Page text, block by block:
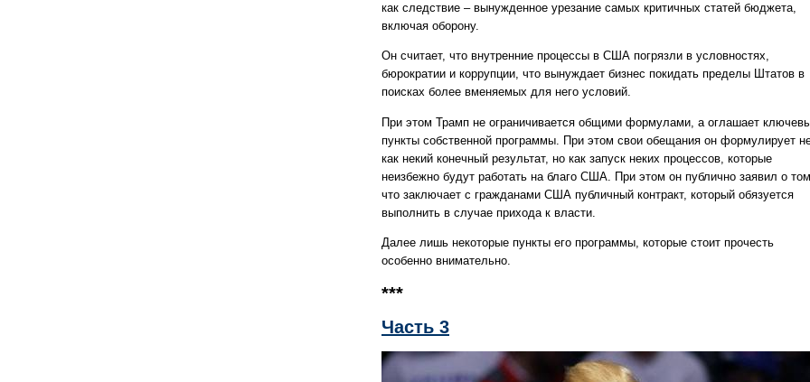
как следствие – вынужденное урезание самых критичных статей бюджета,
включая оборону.
Он считает, что внутренние процессы в США погрязли в условностях,
бюрократии и коррупции, что вынуждает бизнес покидать пределы Штатов в
поисках более вменяемых для него условий.
При этом Трамп не ограничивается общими формулами, а оглашает
пункты собственной программы. При этом свои обещания он формулирует
как некий конечный результат, но как запуск неких процессов, которые
неизбежно будут работать на благо США. При этом он публично заявил о том,
что заключает с гражданами США публичный контракт, который обязуется
выполнить в случае прихода к власти.
Далее лишь некоторые пункты его программы, которые стоит прочесть
особенно внимательно.
***
Часть 3